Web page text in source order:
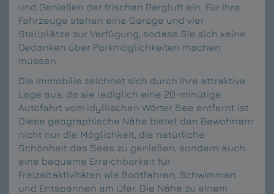
und Genießen der frischen Bergluft ein. Für Ihre
Fahrzeuge stehen eine Garage und vier
Stellplätze zur Verfügung, sodass Sie sich keine
Gedanken über Parkmöglichkeiten machen
müssen.
Die Immobilie zeichnet sich durch ihre attraktive
Lage aus, da sie lediglich eine 20-minütige
Autofahrt vom idyllischen Wörter See entfernt ist.
Diese geographische Nähe bietet den Bewohnern
nicht nur die Möglichkeit, die natürliche
Schönheit des Sees zu genießen, sondern auch
eine bequeme Erreichbarkeit für
Freizeitaktivitäten wie Bootfahren, Schwimmen
und Entspannen am Ufer. Die Nähe zu einem